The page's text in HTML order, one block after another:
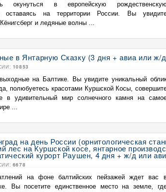
окунуться в европейскую
оставаясь на территории России. Вы
и ледяные волны ...
в Янтарную Сказку (3 дня + авиа или ж/
10853
на Балтике. Вы увидите уникальный
полюбуетесь красотами Куршской Косы,
в удивительный мир солнечного камня на
...
на день России (орнитологическая
лес на Куршской косе, янтарное
курорт Раушен, 4 дня + ж/д или
6678
на фоне балтийских пейзажей ждет вас
Вы посетите единственное место на земле,